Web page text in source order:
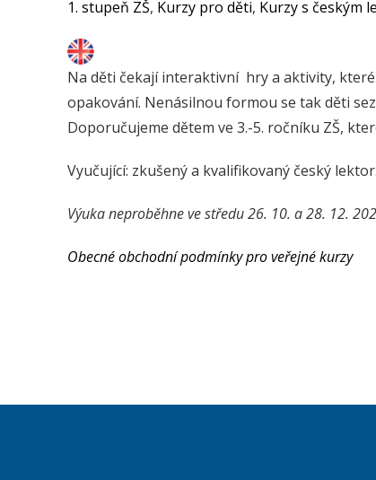
1. stupeň ZŠ, Kurzy pro děti, Kurzy s českým
Na děti čekají interaktivní hry a aktivity,
opakování. Nenásilnou formou se tak děti
Doporučujeme dětem ve 3.-5. ročníku ZŠ,
Vyučující: zkušený a kvalifikovaný český lektor.
Výuka neproběhne ve středu 26. 10. a 28. 12.
Obecné obchodní podmínky pro veřejné kurzy